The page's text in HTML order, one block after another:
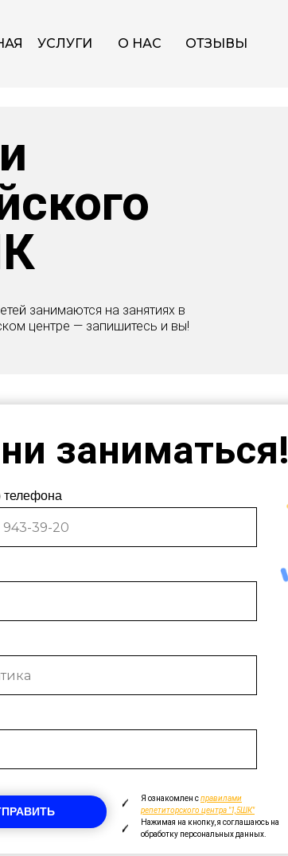
УСЛУГИ О НАС ОТЗЫВЫ
занимаются на занятиях в
центре — запишитесь и вы!
Я ознакомлен справилами
репетиторского центра "1,5ШК"
Нажимая на кнопку, я соглашаюсь на
обработку персональных данных.
заниматься!